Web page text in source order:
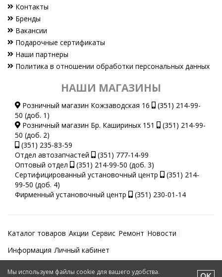
Контакты
Бренды
Вакансии
Подарочные сертификаты
Наши партнеры
Политика в отношении обработки персональных данных
НАШИ МАГАЗИНЫ
Розничный магазин Кожзаводская 16
(351) 214-99-
50 (доб. 1)
Розничный магазин Бр. Кашириных 151
(351) 214-99-
50 (доб. 2)
(351) 235-83-59
Отдел автозапчастей
(351) 777-14-99
Оптовый отдел
(351) 214-99-50 (доб. 3)
Сертифицированный установочный центр
(351) 214-
99-50 (доб. 4)
Фирменный установочный центр
(351) 230-01-14
Каталог товаров Акции Сервис Ремонт Новости
Информация Личный кабинет
Мы используем файлы cookie для вашего удобства.